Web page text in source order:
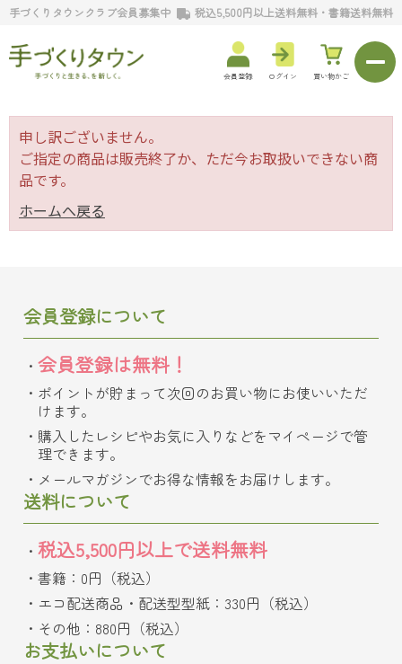
手づくりタウンクラブ会員募集中 税込5,500円以上送料無料・書籍送料無料
会員登録 ログイン 買い物かご
申し訳ございません。
ご指定の商品は販売終了か、ただ今お取扱いできない商
品です。
ホームへ戻る
会員登録について
会員登録は無料！
ポイントが貯まって次回のお買い物にお使いいただ
けます。
購入したレシピやお気に入りなどをマイページで管
理できます。
メールマガジンでお得な情報をお届けします。
送料について
税込5,500円以上で送料無料
書籍：0円（税込）
エコ配送商品・配送型型紙：330円（税込）
その他：880円（税込）
お支払いについて